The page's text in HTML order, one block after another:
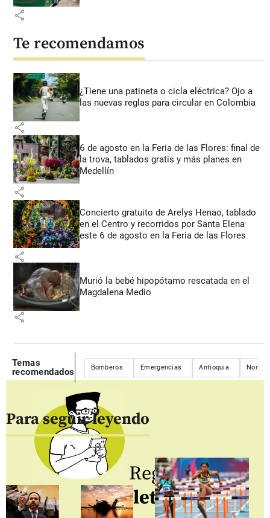
share
Te recomendamos
¿Tiene una patineta o cicla eléctrica? Ojo a
las nuevas reglas para circular en Colombia
share
6 de agosto en la Feria de las Flores: final de
la trova, tablados gratis y más planes en
Medellín
share
Concierto gratuito de Arelys Henao, tablado
en el Centro y recorridos por Santa Elena
este 6 de agosto en la Feria de las Flores
share
Murió la bebé hipopótamo rescatada en el
Magdalena Medio
share
Temas
recomendados
Bomberos Emergencias Antioquia
Para seguir leyendo
Regístrate al
newsletter